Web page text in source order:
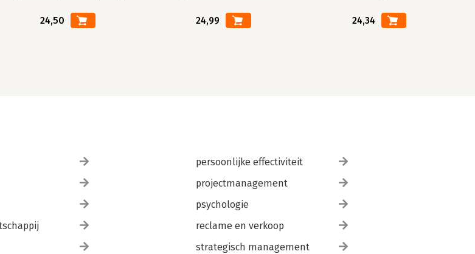
24,50 24,99 24,34
persoonlijke effectiviteit
projectmanagement
psychologie
reclame en verkoop
strategisch management